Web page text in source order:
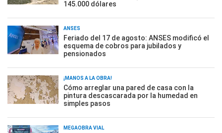
145.000 dólares
ANSES
Feriado del 17 de agosto: ANSES modificó el
esquema de cobros para jubilados y
pensionados
¡MANOS A LA OBRA!
Cómo arreglar una pared de casa con la
pintura descascarada por la humedad en
simples pasos
MEGAOBRA VIAL